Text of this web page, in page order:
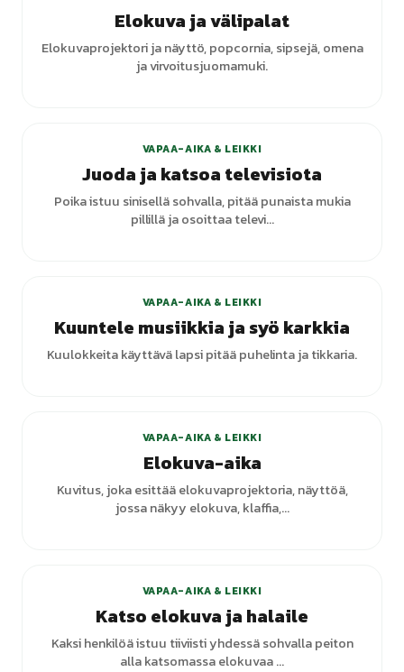
Elokuva ja välipalat
Elokuvaprojektori ja näyttö, popcornia, sipsejä, omena
ja virvoitusjuomamuki.
VAPAA-AIKA & LEIKKI
Juoda ja katsoa televisiota
Poika istuu sinisellä sohvalla, pitää punaista mukia
pillillä ja osoittaa televi...
VAPAA-AIKA & LEIKKI
Kuuntele musiikkia ja syö karkkia
Kuulokkeita käyttävä lapsi pitää puhelinta ja tikkaria.
VAPAA-AIKA & LEIKKI
Elokuva-aika
Kuvitus, joka esittää elokuvaprojektoria, näyttöä,
jossa näkyy elokuva, klaffia,...
VAPAA-AIKA & LEIKKI
Katso elokuva ja halaile
Kaksi henkilöä istuu tiiviisti yhdessä sohvalla peiton
alla katsomassa elokuvaa ...